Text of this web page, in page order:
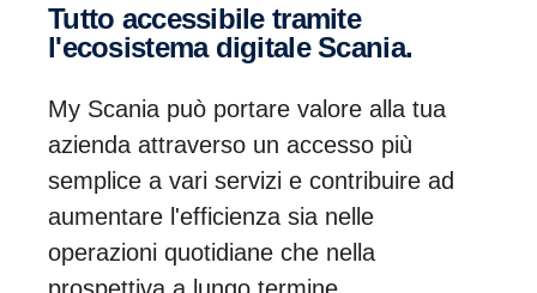
Tutto accessibile tramite
l'ecosistema digitale Scania.
My Scania può portare valore alla tua
azienda attraverso un accesso più
semplice a vari servizi e contribuire ad
aumentare l'efficienza sia nelle
operazioni quotidiane che nella